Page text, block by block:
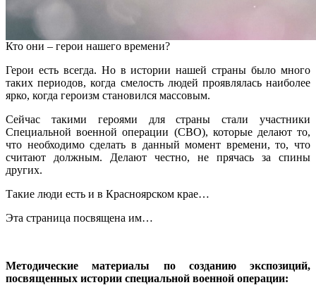
Кто они – герои нашего времени?
Герои есть всегда. Но в истории нашей страны было много
таких периодов, когда смелость людей проявлялась наиболее
ярко, когда героизм становился массовым.
Сейчас такими героями для страны стали участники
Специальной военной операции (СВО), которые делают то,
что необходимо сделать в данный момент времени, то, что
считают должным. Делают честно, не прячась за спины
других.
Такие люди есть и в Красноярском крае…
Эта страница посвящена им…
Методические материалы по созданию экспозиций,
посвященных истории специальной военной операции: